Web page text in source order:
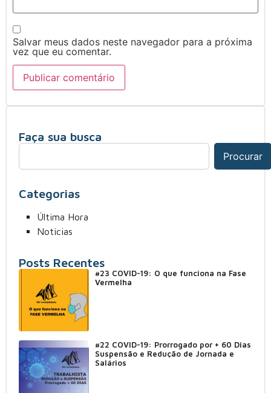
Salvar meus dados neste navegador para a próxima
vez que eu comentar.
Faça sua busca
Procurar
Categorias
Última Hora
Noticias
Posts Recentes
#23 COVID-19: O que funciona na Fase
Vermelha
#22 COVID-19: Prorrogado por + 60 Dias
Suspensão e Redução de Jornada e
Salários